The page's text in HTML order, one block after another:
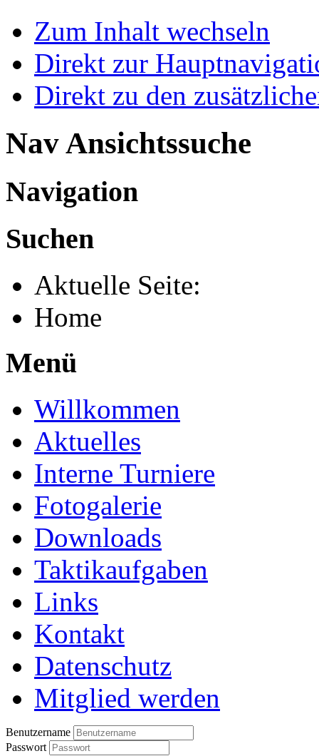
Zum Inhalt wechseln
Direkt zur
Direkt zu den
Nav Ansichtssuche
Navigation
Suchen
Aktuelle Seite:
Home
Menü
Willkommen
Aktuelles
Interne Turniere
Fotogalerie
Downloads
Taktikaufgaben
Links
Kontakt
Datenschutz
Mitglied werden
Benutzername
Passwort